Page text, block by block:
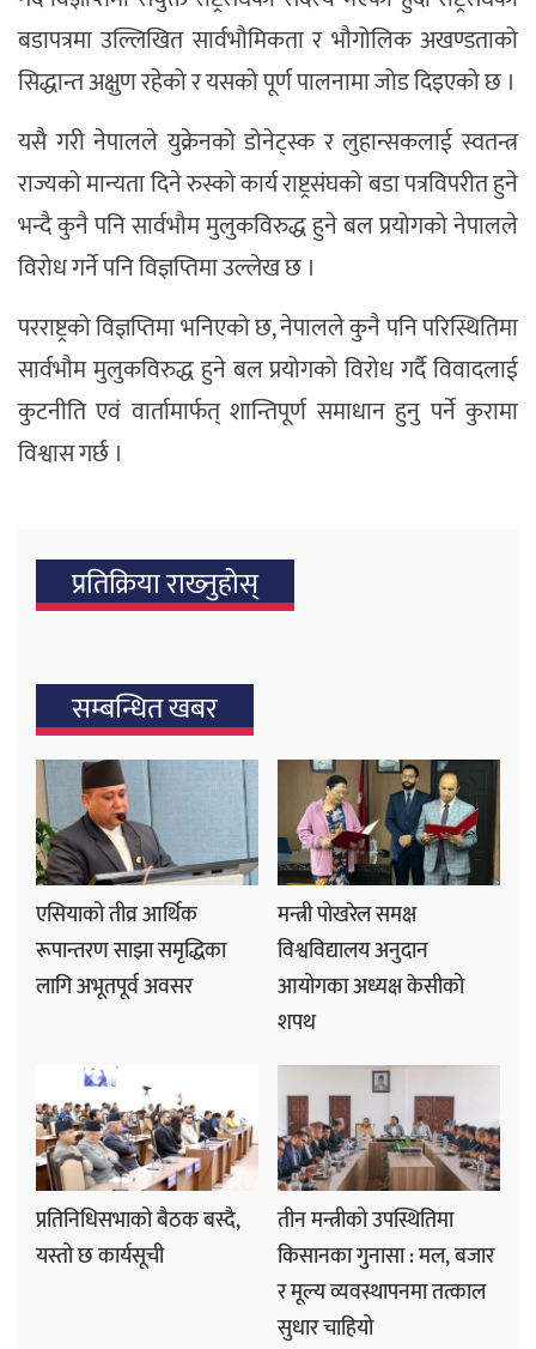
बडापत्रमा उल्लिखित सार्वभौमिकता र भौगोलिक अखण्डताको
सिद्धान्त अक्षुण रहेको र यसको पूर्ण पालनामा जोड दिइएको छ ।
यसै गरी नेपालले युक्रेनको डोनेट्स्क र लुहान्सकलाई स्वतन्त्र
राज्यको मान्यता दिने रुस्को कार्य राष्ट्रसंघको बडा पत्रविपरीत हुने
भन्दै कुनै पनि सार्वभौम मुलुकविरुद्ध हुने बल प्रयोगको नेपालले
विरोध गर्ने पनि विज्ञप्तिमा उल्लेख छ ।
परराष्ट्रको विज्ञप्तिमा भनिएको छ, नेपालले कुनै पनि परिस्थितिमा
सार्वभौम मुलुकविरुद्ध हुने बल प्रयोगको विरोध गर्दै विवादलाई
कुटनीति एवं वार्तामार्फत् शान्तिपूर्ण समाधान हुनु पर्ने कुरामा
विश्वास गर्छ ।
प्रतिक्रिया राख्‍नुहोस्
सम्बन्धित खबर
एसियाको तीव्र आर्थिक
रूपान्तरण साझा समृद्धिका
लागि अभूतपूर्व अवसर
मन्त्री पोखरेल समक्ष
विश्वविद्यालय अनुदान
आयोगका अध्यक्ष केसीको
शपथ
प्रतिनिधिसभाको बैठक बस्दै,
यस्तो छ कार्यसूची
तीन मन्त्रीको उपस्थितिमा
किसानका गुनासा : मल, बजार
र मूल्य व्यवस्थापनमा तत्काल
सुधार चाहियो